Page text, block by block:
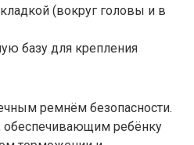
(вокруг головы и в
базу для крепления
ремнём безопасности.
обеспечивающим ребёнку